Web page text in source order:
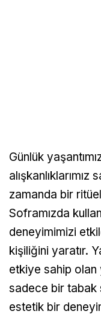
Günlük
zamanda bir
Soframızda
deneyimimizi
kişiliğini yaratır.
etkiye sahip olan
sadece bir tabak
estetik bir